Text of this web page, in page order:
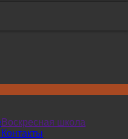
Воскресная школа
Контакты